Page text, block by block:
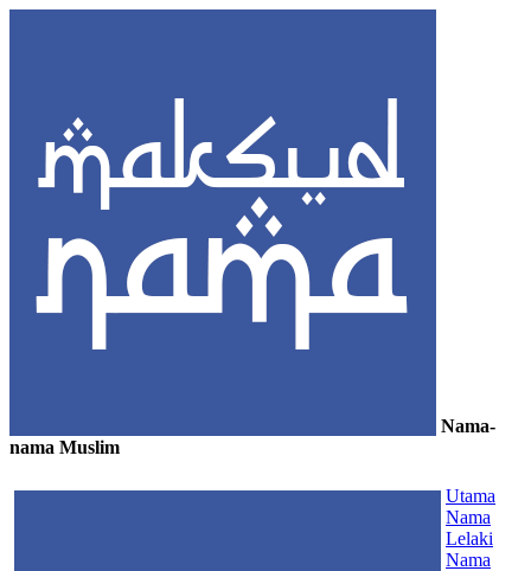
Nama-
nama Muslim
Utama
Nama
Lelaki
Nama